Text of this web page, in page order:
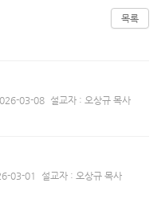
목록
03-08 설교자 : 오상규 목사
03-01 설교자 : 오상규 목사